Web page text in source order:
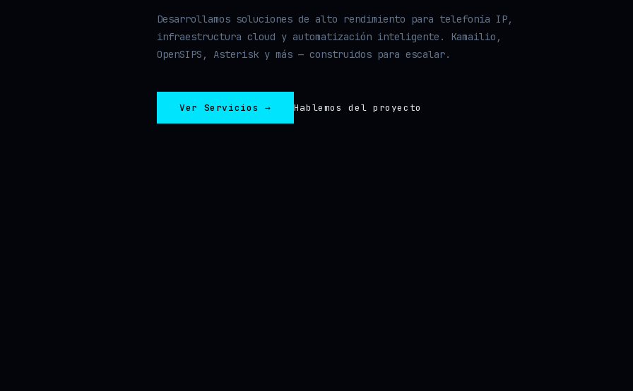
Desarrollamos soluciones de alto rendimiento para telefonía IP,
infraestructura cloud y automatización inteligente. Kamailio,
OpenSIPS, Asterisk y más — construidos para escalar.
Ver Servicios → Hablemos del proyecto